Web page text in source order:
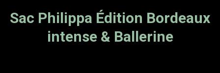
Sac Philippa Édition Bordeaux
intense & Ballerine